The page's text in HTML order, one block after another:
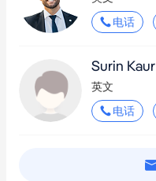
电话
Surin Kaur
英文
电话